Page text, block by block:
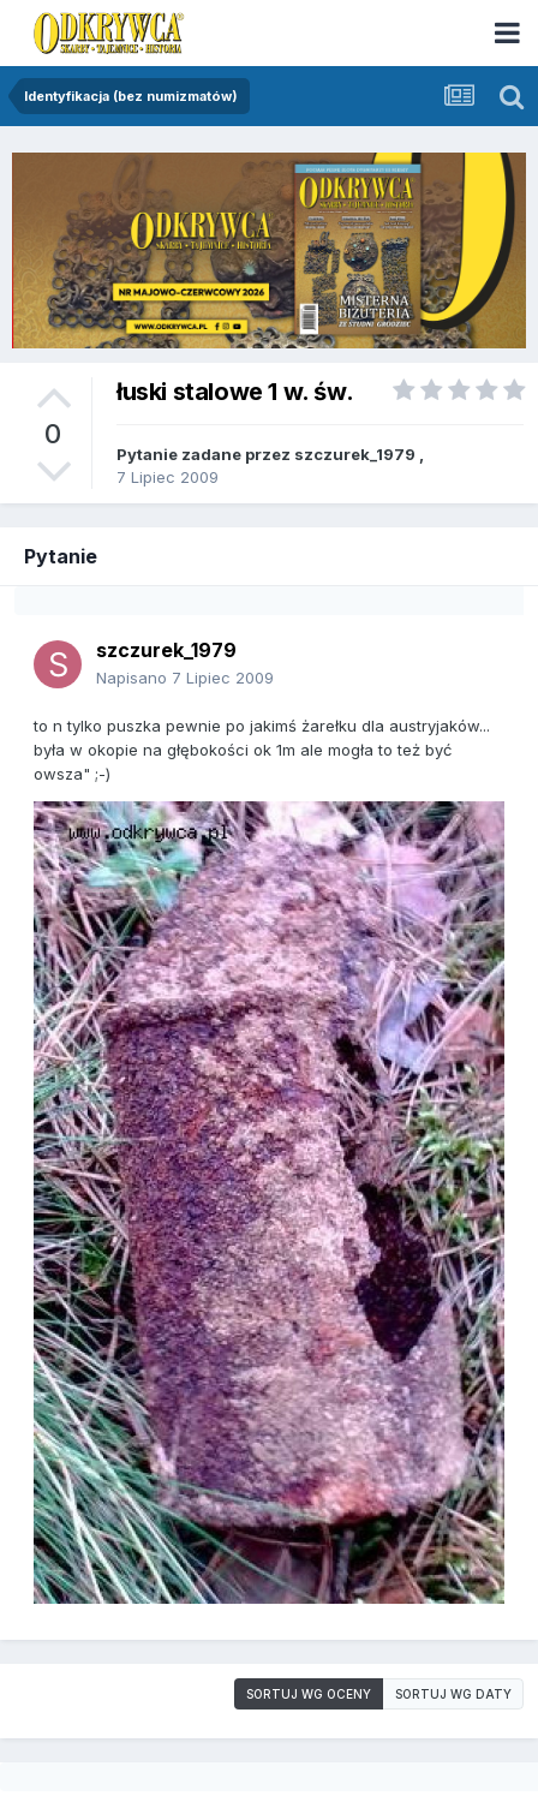
Identyfikacja (bez numizmatów)
0
łuski stalowe 1 w. św.
Pytanie zadane przez szczurek_1979
7 Lipiec 2009
Pytanie
szczurek_1979
Napisano 7 Lipiec 2009
to n tylko puszka pewnie po jakimś żarełku dla austryjaków...
była w okopie na głębokości ok 1m ale mogła to też być
owsza" ;-)
SORTUJ WG OCENY SORTUJ WG DATY